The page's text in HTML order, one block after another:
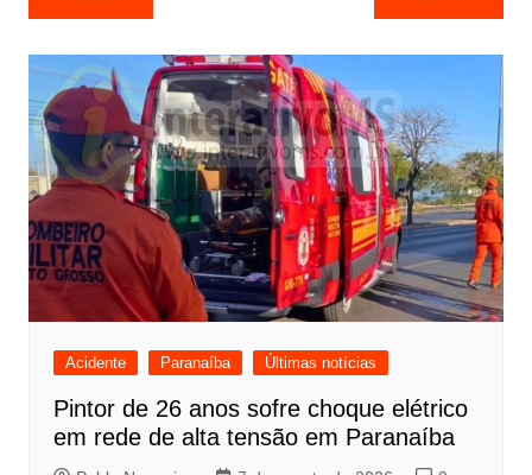
de
Post
Acidente Paranaíba Últimas notícias
Pintor de 26 anos sofre choque elétrico
em rede de alta tensão em Paranaíba